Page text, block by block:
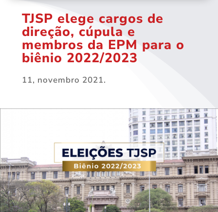
TJSP elege cargos de
direção, cúpula e
membros da EPM para o
biênio 2022/2023
11, novembro 2021.